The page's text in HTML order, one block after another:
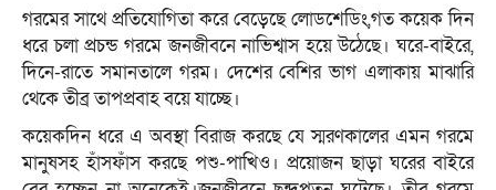
গরমের সাথে প্রতিযোগিতা করে বেড়েছে লোডশেডিং,গত কয়েক দিন
ধরে চলা প্রচন্ড গরমে জনজীবনে নাভিশ্বাস হয়ে উঠেছে। ঘরে-বাইরে,
দিনে-রাতে সমানতালে গরম। দেশের বেশির ভাগ এলাকায় মাঝারি
থেকে তীব্র তাপপ্রবাহ বয়ে যাচ্ছে।
কয়েকদিন ধরে এ অবস্থা বিরাজ করছে যে স্মরণকালের এমন গরমে
মানুষসহ হাঁসফাঁস করছে পশু-পাখিও। প্রয়োজন ছাড়া ঘরের বাইরে